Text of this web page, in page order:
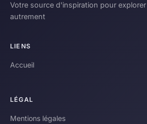
Votre source d'inspiration pour
autrement
LIENS
Accueil
LÉGAL
Mentions légales